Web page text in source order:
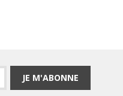
JE M'ABONNE